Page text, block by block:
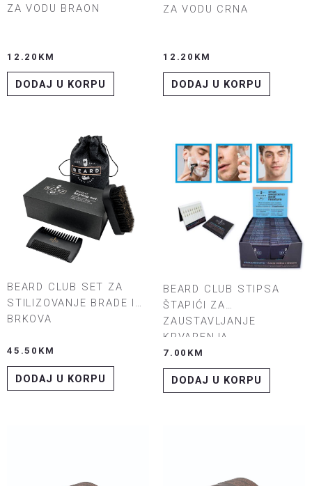
ZA VODU BRAON
12.20 KM
DODAJ U KORPU
ZA VODU CRNA
12.20 KM
DODAJ U KORPU
BEARD CLUB SET ZA
STILIZOVANJE BRADE I
BRKOVA
45.50 KM
DODAJ U KORPU
BEARD CLUB STIPSA
ŠTAPIĆI ZA
ZAUSTAVLJANJE
KRVARENJA
7.00 KM
DODAJ U KORPU